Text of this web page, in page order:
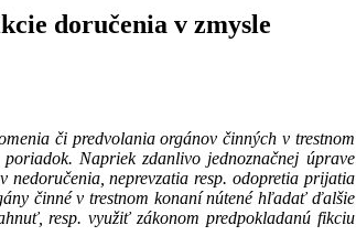
doručenia v zmysle
či predvolania orgánov činných v trestnom
Napriek zdanlivo jednoznačnej úprave
nedoručenia, neprevzatia resp. odopretia prijatia
činné v trestnom konaní nútené hľadať ďalšie
resp. využiť zákonom predpokladanú fikciu